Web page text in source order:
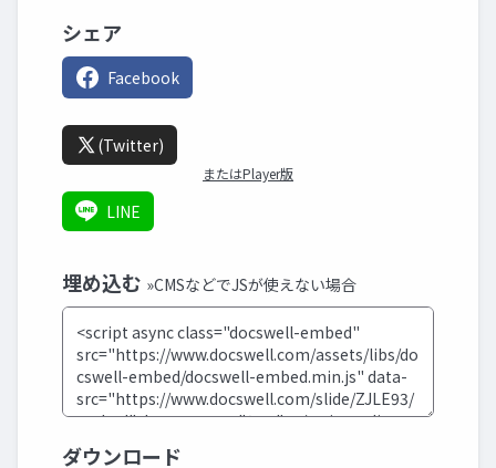
シェア
Facebook
(Twitter)
またはPlayer版
LINE
埋め込む »CMSなどでJSが使えない場合
ダウンロード